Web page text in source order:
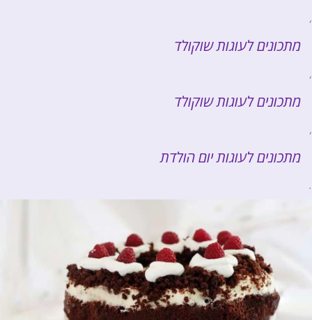
,
מתכונים לעוגות שוקולד
,
מתכונים לעוגות שוקולד
,
מתכונים לעוגות יום הולדת
.